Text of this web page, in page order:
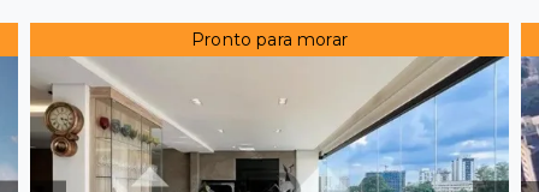
Pronto para morar